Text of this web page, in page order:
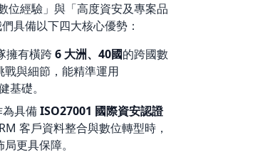
位經驗」與「高度資安及專案品
具備以下四大核心優勢：
擁有橫跨 6 大洲、40國的跨國數
與細節，能精準運用
礎。
為具備ISO27001 國際資安認證
客戶資料整合與數位轉型時，
更具保障。